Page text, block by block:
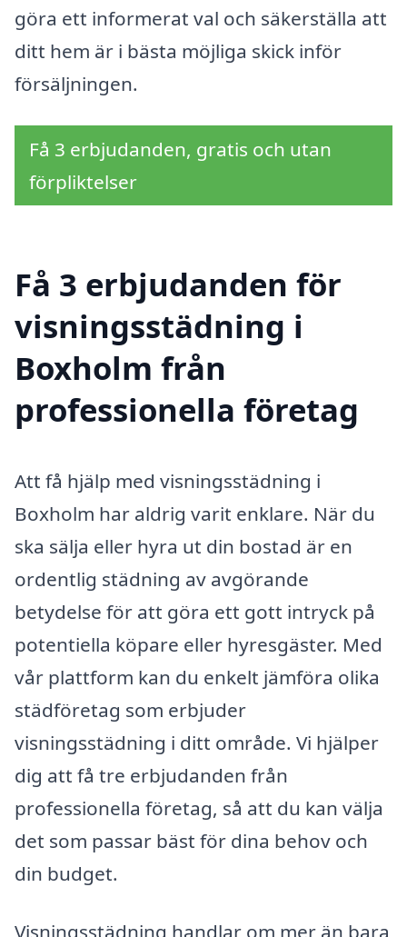
göra ett informerat val och säkerställa att
ditt hem är i bästa möjliga skick inför
försäljningen.
Få 3 erbjudanden, gratis och utan
förpliktelser
Få 3 erbjudanden för
visningsstädning i
Boxholm från
professionella företag
Att få hjälp med visningsstädning i
Boxholm har aldrig varit enklare. När du
ska sälja eller hyra ut din bostad är en
ordentlig städning av avgörande
betydelse för att göra ett gott intryck på
potentiella köpare eller hyresgäster. Med
vår plattform kan du enkelt jämföra olika
städföretag som erbjuder
visningsstädning i ditt område. Vi hjälper
dig att få tre erbjudanden från
professionella företag, så att du kan välja
det som passar bäst för dina behov och
din budget.
Visningsstädning handlar om mer än bara